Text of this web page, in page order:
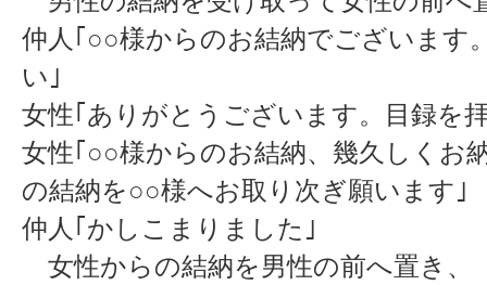
仲人｢○○様からのお結納でございます
い｣
女性｢ありがとうございます。目録を
女性｢○○様からのお結納、幾久しくお
の結納を○○様へお取り次ぎ願います｣
仲人｢かしこまりました｣
女性からの結納を男性の前へ置き、